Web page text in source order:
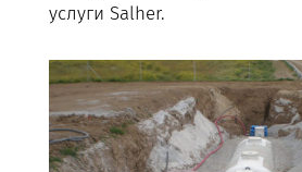
услуги Salher.